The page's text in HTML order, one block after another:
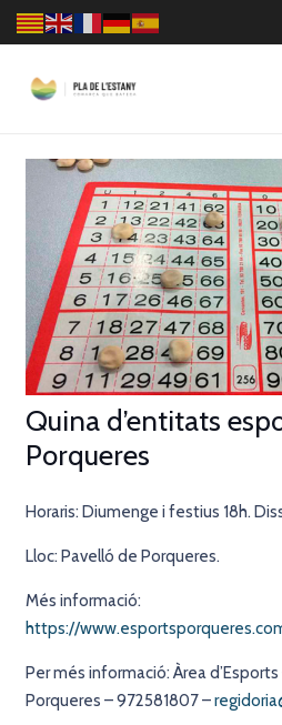
Quina d’entitats
Porqueres
Horaris: Diumenge i festius 18h.
Lloc: Pavelló de Porqueres.
Més informació:
https://
Per més informació: Àrea
Porqueres – 972581807 –